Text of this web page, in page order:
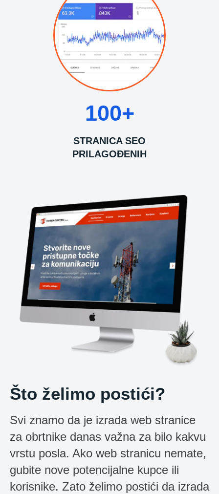
100+
STRANICA SEO
PRILAGOĐENIH
Što želimo postići?
Svi znamo da je izrada web stranice
za obrtnike danas važna za bilo kakvu
vrstu posla. Ako web stranicu nemate,
gubite nove potencijalne kupce ili
korisnike. Zato želimo postići da izrada